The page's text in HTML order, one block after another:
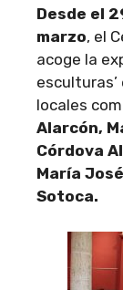
Desde el
marzo, el
acoge la
locales
Alarcón,
Córdova
María
Sotoca.